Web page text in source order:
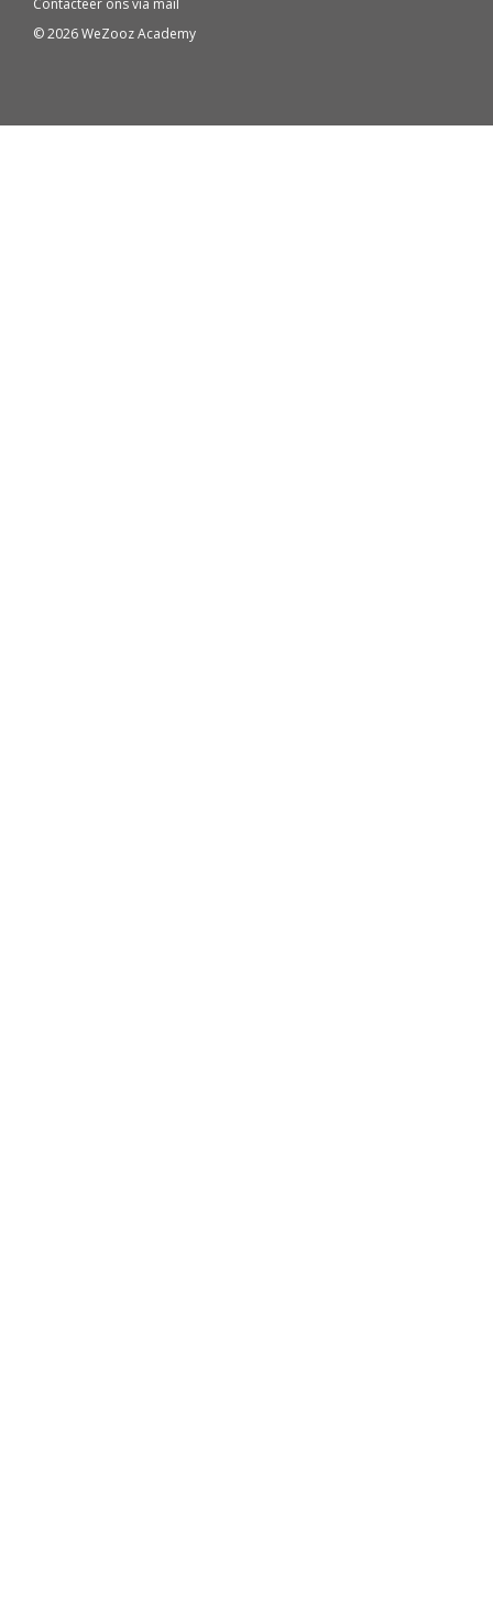
© 2026 WeZooz Academy